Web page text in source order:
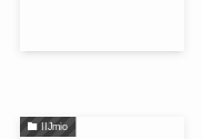
IIJmio